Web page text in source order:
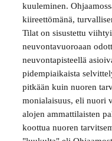
kuuleminen.
kiireettömänä,
Tilat on sisustettu
neuvontavuoroaan
neuvontapisteellä
pidempiaikaista
pitkään kuin nuoren
monialaisuus, eli nuori
alojen ammattilaisten
koottua nuoren